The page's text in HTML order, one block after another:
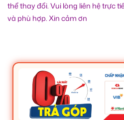
thể thay đổi. Vui lòng liên hệ trực
và phù hợp. Xin cảm ơn